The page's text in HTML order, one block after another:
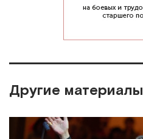
Другие материалы